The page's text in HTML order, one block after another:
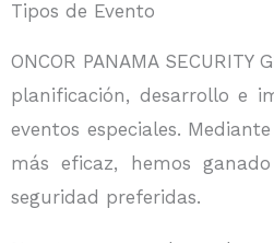
Tipos de Evento
ONCOR PANAMA
planificación, desarrollo e
eventos especiales.
más eficaz, hemos
seguridad preferidas.